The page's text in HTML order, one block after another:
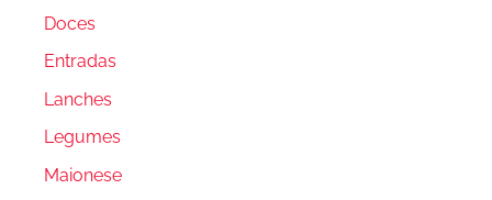
Doces
Entradas
Lanches
Legumes
Maionese